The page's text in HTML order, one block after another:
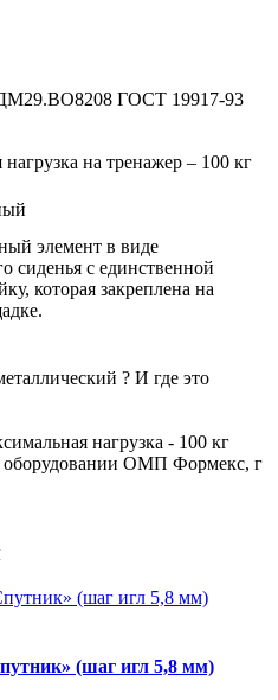
ГОСТ 19917-93
на тренажер – 100 кг
элемент в виде
сиденья с единственной
которая закреплена на
? И где это
нагрузка - 100 кг
ОМП Формекс, г
(шаг игл 5,8 мм)